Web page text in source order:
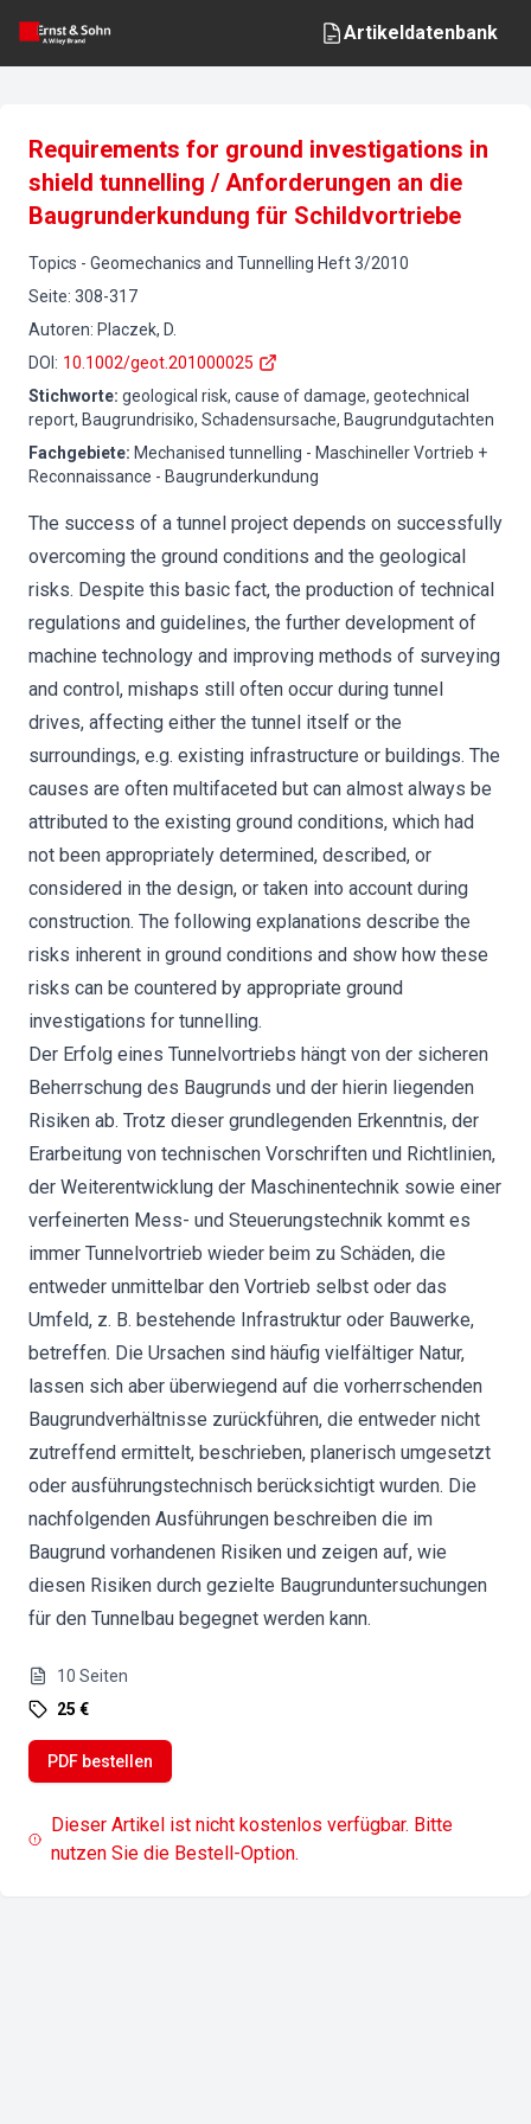
Artikeldatenbank
Requirements for ground investigations in
shield tunnelling / Anforderungen an die
Baugrunderkundung für Schildvortriebe
Topics - Geomechanics and Tunnelling Heft3/2010
Seite: 308-317
Autoren: Placzek, D.
DOI : 10.1002/geot.201000025
Stichworte: geological risk, cause of damage, geotechnical
report, Baugrundrisiko, Schadensursache, Baugrundgutachten
Fachgebiete: Mechanised tunnelling - Maschineller Vortrieb +
Reconnaissance - Baugrunderkundung
The success of a tunnel project depends on successfully
overcoming the ground conditions and the geological
risks. Despite this basic fact, the production of technical
regulations and guidelines, the further development of
machine technology and improving methods of surveying
and control, mishaps still often occur during tunnel
drives, affecting either the tunnel itself or the
surroundings, e.g. existing infrastructure or buildings. The
causes are often multifaceted but can almost always be
attributed to the existing ground conditions, which had
not been appropriately determined, described, or
considered in the design, or taken into account during
construction. The following explanations describe the
risks inherent in ground conditions and show how these
risks can be countered by appropriate ground
investigations for tunnelling.
Der Erfolg eines Tunnelvortriebs hängt von der sicheren
Beherrschung des Baugrunds und der hierin liegenden
Risiken ab. Trotz dieser grundlegenden Erkenntnis, der
Erarbeitung von technischen Vorschriften und Richtlinien,
der Weiterentwicklung der Maschinentechnik sowie einer
verfeinerten Mess- und Steuerungstechnik kommt es
immer Tunnelvortrieb wieder beim zu Schäden, die
entweder unmittelbar den Vortrieb selbst oder das
Umfeld, z. B. bestehende Infrastruktur oder Bauwerke,
betreffen. Die Ursachen sind häufig vielfältiger Natur,
lassen sich aber überwiegend auf die vorherrschenden
Baugrundverhältnisse zurückführen, die entweder nicht
zutreffend ermittelt, beschrieben, planerisch umgesetzt
oder ausführungstechnisch berücksichtigt wurden. Die
nachfolgenden Ausführungen beschreiben die im
Baugrund vorhandenen Risiken und zeigen auf, wie
diesen Risiken durch gezielte Baugrunduntersuchungen
für den Tunnelbau begegnet werden kann.
10 Seiten
25 €
PDF bestellen
Dieser Artikel ist nicht kostenlos verfügbar. Bitte
nutzen Sie die Bestell-Option.